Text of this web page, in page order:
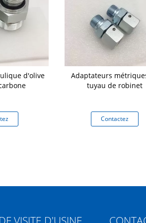
d'olive
Adaptateurs
tuyau de robinet
Contactez